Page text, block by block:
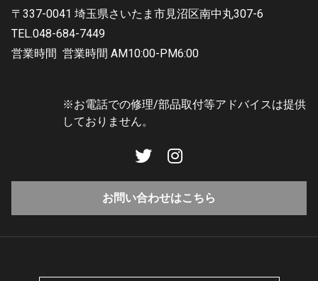
〒337-0041 埼玉県さいたま市見沼区南中丸307-6
TEL.048-684-7449
営業時間 営業時間 AM10:00-PM6:00
※お電話での修理/部品取付等アドバイスは提供
しておりません。
お問い合わせはこちら